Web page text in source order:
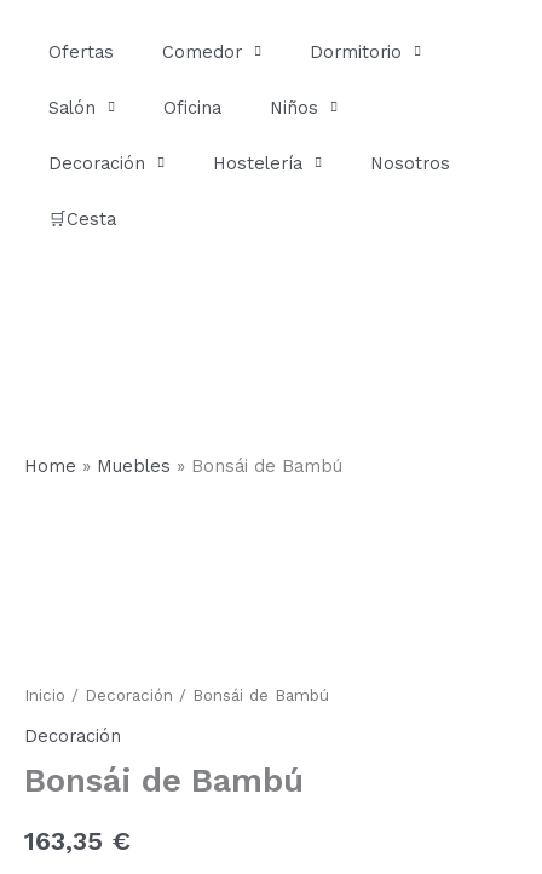
Ofertas Comedor Dormitorio
Salón Oficina Niños
Decoración Hostelería Nosotros
🛒Cesta
Home » Muebles » Bonsái de Bambú
Inicio / Decoración / Bonsái de Bambú
Decoración
Bonsái de Bambú
163,35 €